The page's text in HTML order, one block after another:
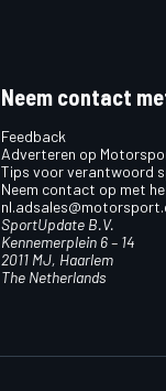
Neem contact
Feedback
Adverteren op
Tips voor verantwoord
Neem contact op met
SportUpdate B.V.
Kennemerplein 6 – 14
2011 MJ, Haarlem
The Netherlands